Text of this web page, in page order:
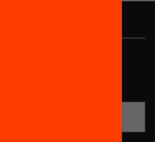
people who already
and projects for